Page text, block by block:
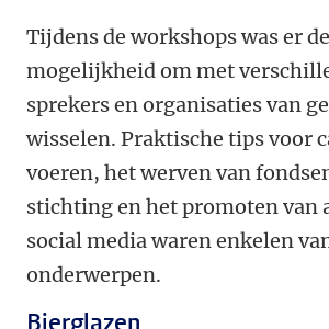
Tijdens de workshops was er de
mogelijkheid om met
sprekers en organisaties van
wisselen. Praktische tips voor
voeren, het werven van
stichting en het promoten van
social media waren enkelen
onderwerpen.